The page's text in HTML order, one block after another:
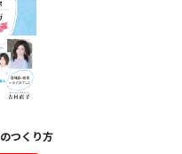
つくり方